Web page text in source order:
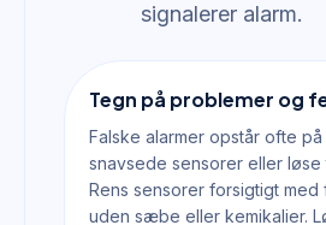
signalerer alarm.
Tegn på problemer og
Falske alarmer opstår ofte
snavsede sensorer eller løse
Rens sensorer forsigtigt med
uden sæbe eller kemikalier.